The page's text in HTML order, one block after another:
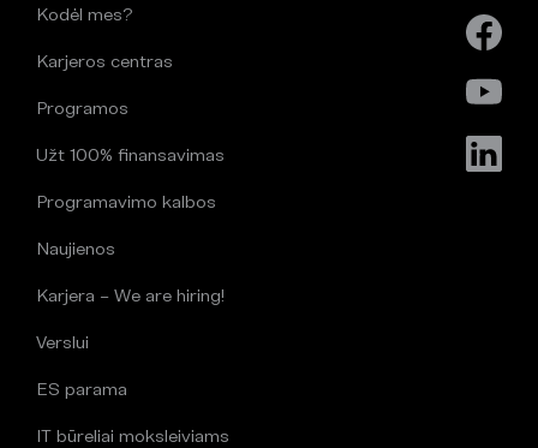
Kodėl mes?
Karjeros centras
Programos
Užt 100% finansavimas
Programavimo kalbos
Naujienos
Karjera – We are hiring!
Verslui
ES parama
IT būreliai moksleiviams